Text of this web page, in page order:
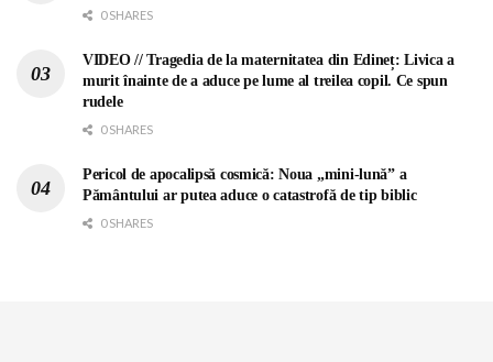
0 SHARES
VIDEO // Tragedia de la maternitatea din Edineț: Livica a
murit înainte de a aduce pe lume al treilea copil. Ce spun
rudele
0 SHARES
Pericol de apocalipsă cosmică: Noua „mini-lună” a
Pământului ar putea aduce o catastrofă de tip biblic
0 SHARES